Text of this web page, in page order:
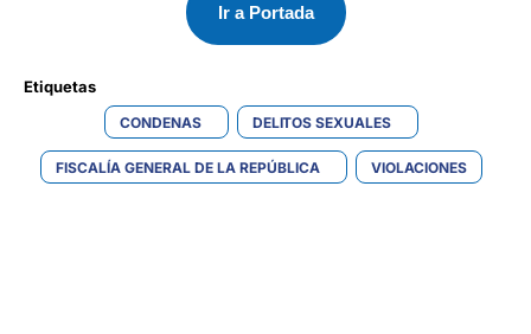
Ir a Portada
Etiquetas
CONDENAS DELITOS SEXUALES
FISCALÍA GENERAL DE LA REPÚBLICA VIOLACIONES